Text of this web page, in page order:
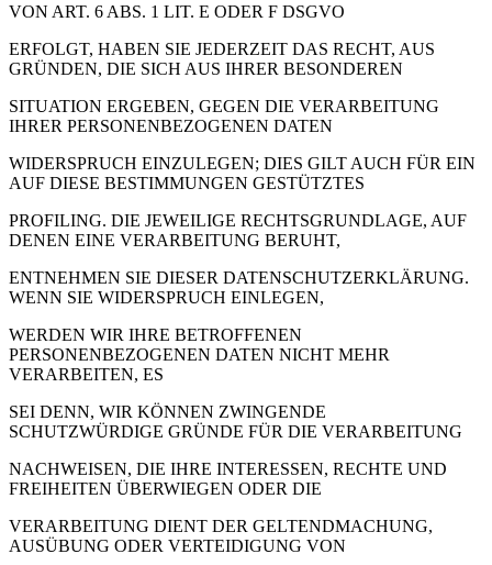
VON ART. 6 ABS. 1 LIT. E ODER F DSGVO
ERFOLGT, HABEN SIE JEDERZEIT DAS RECHT, AUS
GRÜNDEN, DIE SICH AUS IHRER BESONDEREN
SITUATION ERGEBEN, GEGEN DIE VERARBEITUNG
IHRER PERSONENBEZOGENEN DATEN
WIDERSPRUCH EINZULEGEN; DIES GILT AUCH FÜR EIN
AUF DIESE BESTIMMUNGEN GESTÜTZTES
PROFILING. DIE JEWEILIGE RECHTSGRUNDLAGE, AUF
DENEN EINE VERARBEITUNG BERUHT,
ENTNEHMEN SIE DIESER DATENSCHUTZERKLÄRUNG.
WENN SIE WIDERSPRUCH EINLEGEN,
WERDEN WIR IHRE BETROFFENEN
PERSONENBEZOGENEN DATEN NICHT MEHR
VERARBEITEN, ES
SEI DENN, WIR KÖNNEN ZWINGENDE
SCHUTZWÜRDIGE GRÜNDE FÜR DIE VERARBEITUNG
NACHWEISEN, DIE IHRE INTERESSEN, RECHTE UND
FREIHEITEN ÜBERWIEGEN ODER DIE
VERARBEITUNG DIENT DER GELTENDMACHUNG,
AUSÜBUNG ODER VERTEIDIGUNG VON